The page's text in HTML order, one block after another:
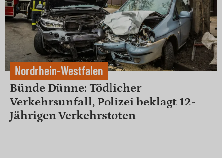
Nordrhein-Westfalen
Bünde Dünne: Tödlicher
Verkehrsunfall, Polizei beklagt 12-
Jährigen Verkehrstoten